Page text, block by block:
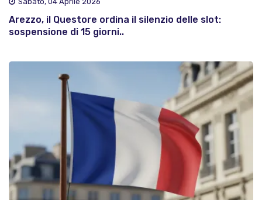
Arezzo, il Questore ordina il silenzio delle slot:
sospensione di 15 giorni..